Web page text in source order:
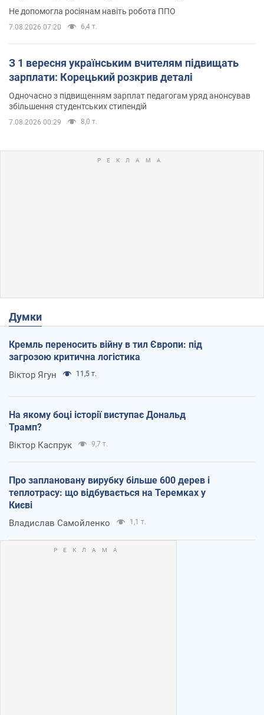
Не допомогла росіянам навіть робота ППО
7.08.2026 07:20 6,4 т.
З 1 вересня українським вчителям підвищать
зарплати: Корецький розкрив деталі
Одночасно з підвищенням зарплат педагогам уряд анонсував
збільшення студентських стипендій
7.08.2026 00:29 8,0 т.
Думки
Кремль переносить війну в тил Європи: під
загрозою критична логістика
Віктор Ягун 11,5 т.
На якому боці історії виступає Дональд
Трамп?
Віктор Каспрук 9,7 т.
Про заплановану вирубку більше 600 дерев і
теплотрасу: що відбувається на Теремках у
Києві
Владислав Самойленко 1,1 т.